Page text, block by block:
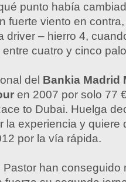
punto había
fuerte viento en
driver – hierro 4,
cuatro y cinco
del Bankia Madrid
en 2007 por solo 77
to Dubai. Huelga
la experiencia y quiere
por la vía rápida.
Pastor han conseguido